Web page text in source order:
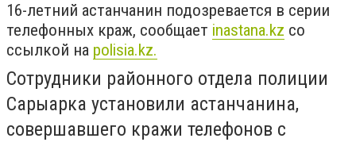
16-летний астанчанин подозревается в серии
телефонных краж, сообщает inastana.kz со
ссылкой на polisia.kz.
Сотрудники районного отдела полиции
Сарыарка установили астанчанина,
совершавшего кражи телефонов с